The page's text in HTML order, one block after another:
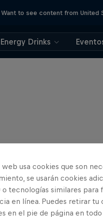
Want to see content from United
Energy Drinks
web usa cookies que son
se usarán cookies
tecnologías similares
en línea. Puedes retirar
en el pie de página en